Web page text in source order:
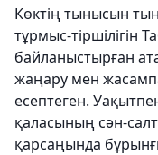
Көктің тынысын
тұрмыс-тіршілігін
байланыстырған
жаңару мен
есептеген.
қаласының сән-
қарсаңында